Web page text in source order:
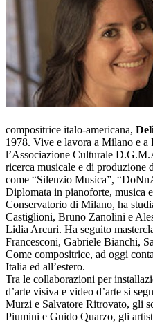
compositrice italo-americana,
1978. Vive e lavora a Milano e
l’Associazione Culturale
ricerca musicale e di produzione
come “Silenzio Musica”,
Diplomata in pianoforte, musica
Conservatorio di Milano, ha
Castiglioni, Bruno Zanolini e
Lidia Arcuri. Ha seguito
Francesconi, Gabriele Bianchi,
Come compositrice, ad oggi
Italia ed all’estero.
Tra le collaborazioni per
d’arte visiva e video d’arte si
Murzi e Salvatore Ritrovato, gli
Piumini e Guido Quarzo, gli